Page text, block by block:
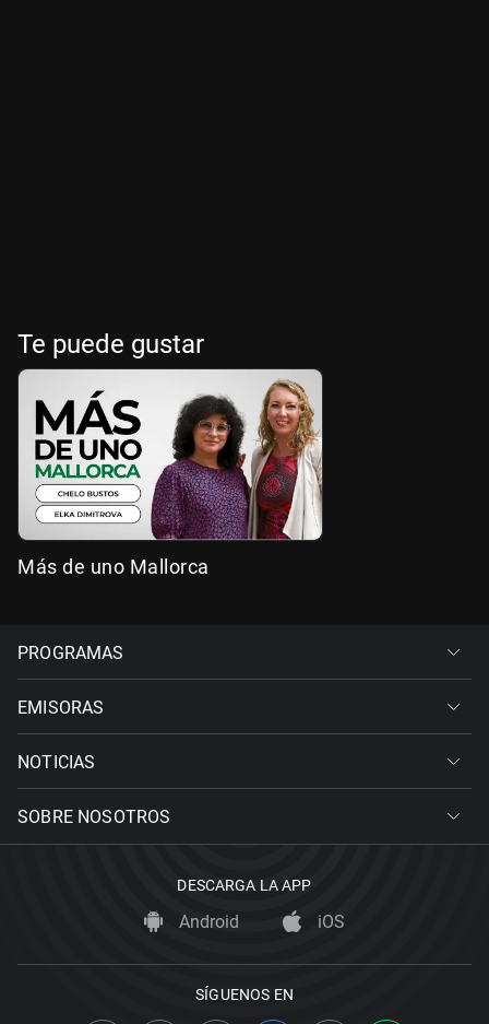
Te puede gustar
Más de uno Mallorca
PROGRAMAS
EMISORAS
NOTICIAS
SOBRE NOSOTROS
DESCARGA LA APP
Android iOS
SÍGUENOS EN